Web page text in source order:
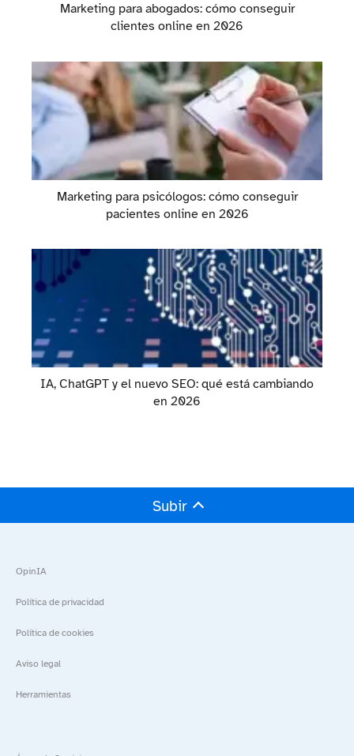
Marketing para abogados: cómo conseguir
clientes online en 2026
Marketing para psicólogos: cómo conseguir
pacientes online en 2026
IA, ChatGPT y el nuevo SEO: qué está cambiando
en 2026
Subir
OpinIA
Política de privacidad
Política de cookies
Aviso legal
Herramientas